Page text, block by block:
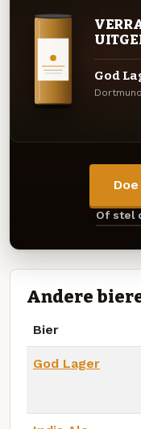
God
Of stel
Andere
Bier
God Lager